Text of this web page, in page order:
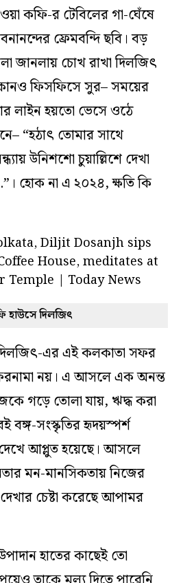
কফি-র টেবিলের গা-ঘেঁষে
ফ্রেমবন্দি ছবি। বড়
জানলায় চোখ রাখা দিলজিৎ
ফিসফিসে সুর– সময়ের
লাইন হয়তো ভেসে ওঠে
“হঠাৎ তোমার সাথে
উনিশশো চুয়াল্লিশে দেখা
হোক না এ ২০২৪, ক্ষতি কি
হাউসে দিলজিৎ
এর এই কলকাতা সফর
নয়। এ আসলে এক অনন্ত
গড়ে তোলা যায়, ঋদ্ধ করা
বঙ্গ-সংস্কৃতির হৃদয়স্পর্শ
আপ্লুত হয়েছে। আসলে
মন-মানসিকতায় নিজের
চেষ্টা করেছে আপামর
হাতের কাছেই তো